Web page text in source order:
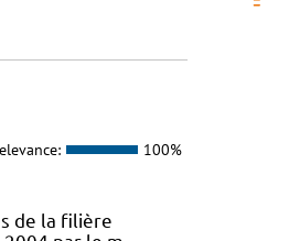
100%
de la filière